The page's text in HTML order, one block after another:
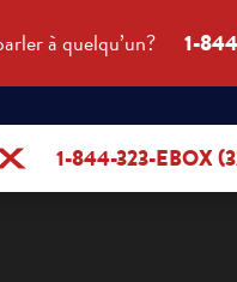
à quelqu’un? 1-
1-844-323-EBOX